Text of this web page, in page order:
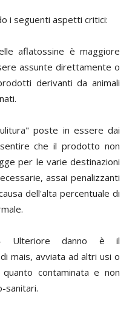
i seguenti aspetti critici:
aflatossine è maggiore
assunte direttamente o
derivanti da animali
poste in essere dai
che il prodotto non
per le varie destinazioni
assai penalizzanti
dell'alta percentuale di
Ulteriore danno è il
mais, avviata ad altri usi o
contaminata e non
sanitari.